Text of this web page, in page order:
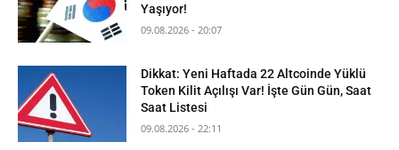
Yaşıyor!
09.08.2026 - 20:07
Dikkat: Yeni Haftada 22 Altcoinde Yüklü
Token Kilit Açılışı Var! İşte Gün Gün, Saat
Saat Listesi
09.08.2026 - 22:11